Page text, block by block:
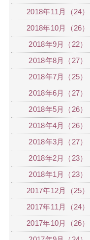
2018年11月（24）
2018年10月（26）
2018年9月（22）
2018年8月（27）
2018年7月（25）
2018年6月（27）
2018年5月（26）
2018年4月（26）
2018年3月（27）
2018年2月（23）
2018年1月（23）
2017年12月（25）
2017年11月（24）
2017年10月（26）